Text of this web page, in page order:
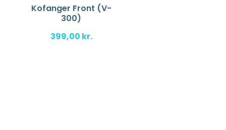
Kofanger Front (V-
300)
399,00 kr.